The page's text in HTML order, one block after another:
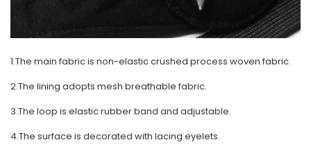
1.The main fabric is non-elastic crushed process woven fabric.
2.The lining adopts mesh breathable fabric.
3.The loop is elastic rubber band and adjustable.
4.The surface is decorated with lacing eyelets.